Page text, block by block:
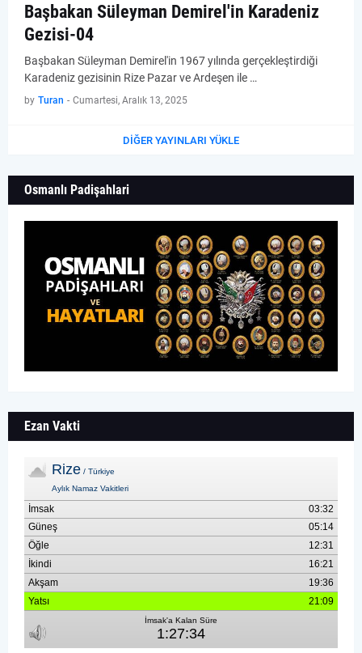
Başbakan Süleyman Demirel'in Karadeniz
Gezisi-04
Başbakan Süleyman Demirel'in 1967 yılında gerçekleştirdiği
Karadeniz gezisinin Rize Pazar ve Ardeşen ile …
by Turan - Cumartesi, Aralık 13, 2025
DIĞER YAYINLARI YÜKLE
Osmanlı Padişahlari
Ezan Vakti